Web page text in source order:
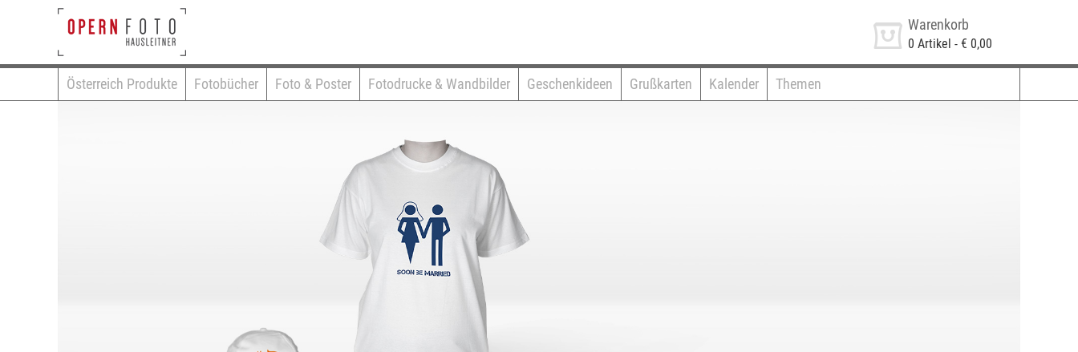
Warenkorb
0 Artikel - € 0,00
Österreich Produkte Fotobücher Foto & Poster Fotodrucke & Wandbilder Geschenkideen Grußkarten Kalender Themen